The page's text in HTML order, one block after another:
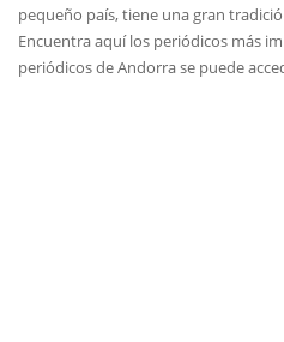
pequeño país, tiene una gran
Encuentra aquí los periódicos más
periódicos de Andorra se puede